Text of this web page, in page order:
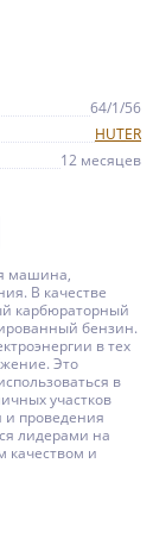
64/1/56
HUTER
12 месяцев
машина,
В качестве
карбюраторный
бензин.
в тех
Это
в
участков
и проведения
лидерами на
качеством и